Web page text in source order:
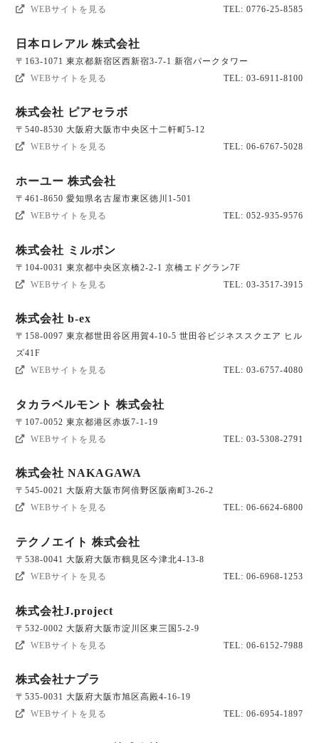
WEBサイトを見る
TEL: 0776-25-8585
日本ロレアル 株式会社
〒163-1071 東京都新宿区西新宿3-7-1 新宿パークタワー
WEBサイトを見る
TEL: 03-6911-8100
株式会社 ピアセラボ
〒540-8530 大阪府大阪市中央区十二軒町5-12
WEBサイトを見る
TEL: 06-6767-5028
ホーユー 株式会社
〒461-8650 愛知県名古屋市東区徳川1-501
WEBサイトを見る
TEL: 052-935-9576
株式会社 ミルボン
〒104-0031 東京都中央区京橋2-2-1 京橋エドグラン7F
WEBサイトを見る
TEL: 03-3517-3915
株式会社 b-ex
〒158-0097 東京都世田谷区用賀4-10-5 世田谷ビジネススクエア ヒル
ズ41F
WEBサイトを見る
TEL: 03-6757-4080
タカラベルモント 株式会社
〒107-0052 東京都港区赤坂7-1-19
WEBサイトを見る
TEL: 03-5308-2791
株式会社 NAKAGAWA
〒545-0021 大阪府大阪市阿倍野区阪南町3-26-2
WEBサイトを見る
TEL: 06-6624-6800
テクノエイト 株式会社
〒538-0041 大阪府大阪市鶴見区今津北4-13-8
WEBサイトを見る
TEL: 06-6968-1253
株式会社J.project
〒532-0002 大阪府大阪市淀川区東三国5-2-9
WEBサイトを見る
TEL: 06-6152-7988
株式会社ナプラ
〒535-0031 大阪府大阪市旭区高殿4-16-19
WEBサイトを見る
TEL: 06-6954-1897